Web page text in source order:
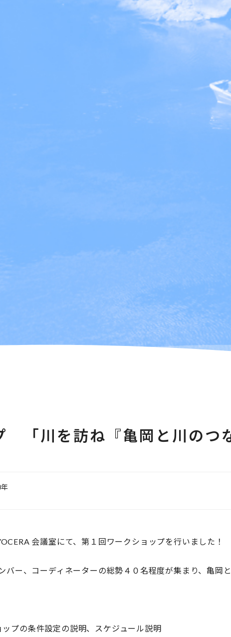
「川を訪ね『亀岡と川のつ
会議室にて、第１回ワークショップを行いました！
ー、コーディネーターの総勢４０名程度が集まり、亀岡
プの条件設定の説明、スケジュール説明